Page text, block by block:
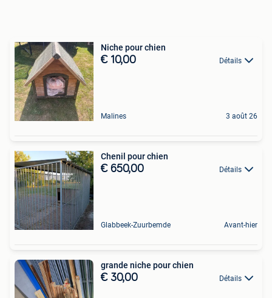
Niche pour chien
€ 10,00 Détails
Malines 3 août 26
Chenil pour chien
€ 650,00 Détails
Glabbeek-Zuurbemde Avant-hier
grande niche pour chien
€ 30,00 Détails